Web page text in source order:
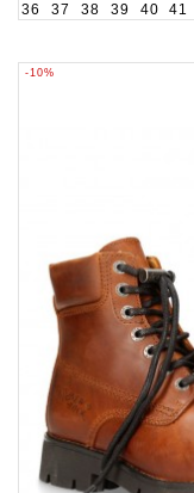
36 37 38 39 40 41
-10%